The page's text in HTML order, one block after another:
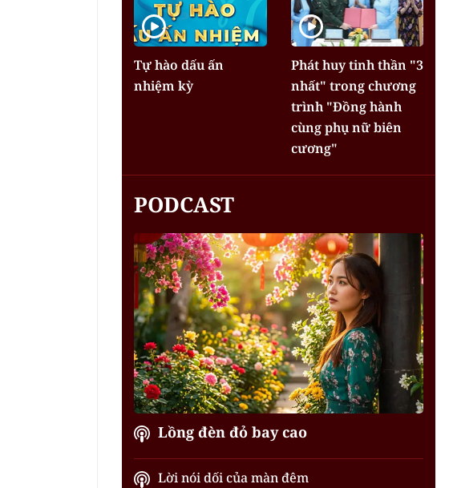
Tự hào dấu ấn
nhiệm kỳ
Phát huy tinh thần "3
nhất" trong chương
trình "Đồng hành
cùng phụ nữ biên
cương"
PODCAST
Lồng đèn đỏ bay cao
Lời nói dối của màn đêm